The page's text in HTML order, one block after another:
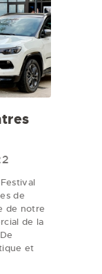
de
de notre
de la
et